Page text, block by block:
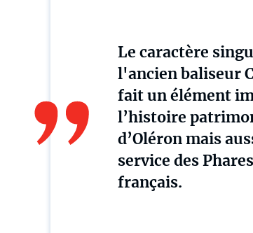
Le caractère
l'ancien baliseur
fait un élément
l’histoire
d’Oléron mais
service des
français.